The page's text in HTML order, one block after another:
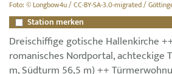
Foto: © Longbow4u / CC-BY-SA-3.0-migrated /
Station merken
Dreischiffige gotische Hallenkirche
romanisches Nordportal, achteckige
m, Südturm 56,5 m) ++